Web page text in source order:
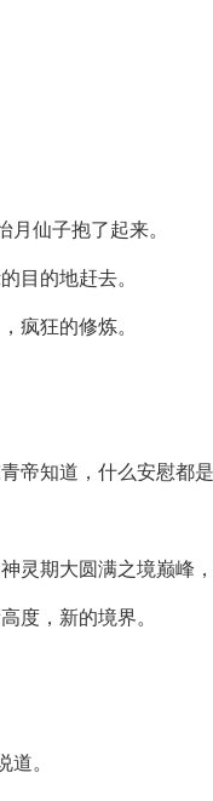
仙子抱了起来。
目的地赶去。
疯狂的修炼。
帝知道，什么安慰都是
灵期大圆满之境巅峰，
度，新的境界。
。